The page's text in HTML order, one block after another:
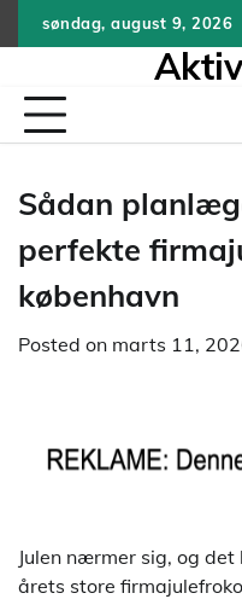
to
søndag, august 9, 2026
Sådan
perfekte
københavn
Posted on marts 11,
Julen nærmer sig, og
årets store